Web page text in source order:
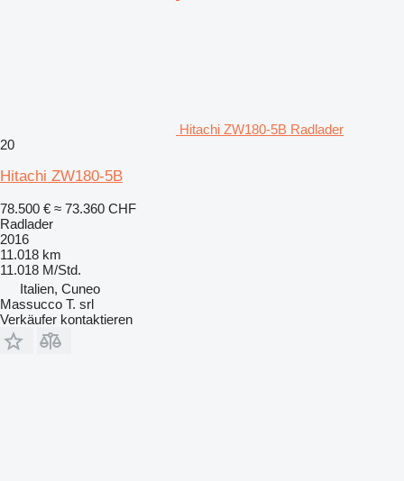
Hitachi ZW180-5B Radlader
20
Hitachi ZW180-5B
78.500 € ≈ 73.360 CHF
Radlader
2016
11.018 km
11.018 M/Std.
Italien, Cuneo
Massucco T. srl
Verkäufer kontaktieren